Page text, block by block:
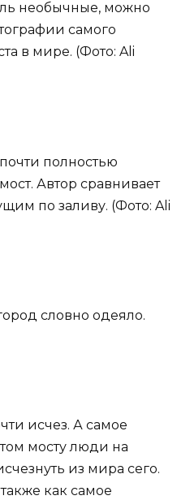
необычные, можно
самого
в мире. (Фото: Ali
полностью
Автор сравнивает
по заливу. (Фото: Ali
словно одеяло.
исчез. А самое
мосту люди на
из мира сего.
как самое